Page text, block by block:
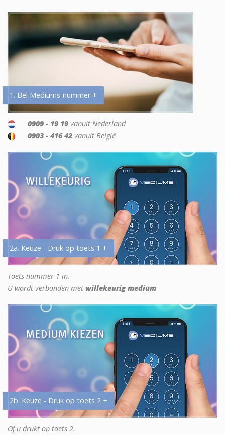
1. Bel Mediums-nummer +
0909 - 19 19 vanuit Nederland
0903 - 416 42 vanuit België
2a. Keuze - Druk op toets 1 +
Toets nummer 1 in.
U wordt verbonden met willekeurig medium
2b. Keuze - Druk op toets 2 +
Of u drukt op toets 2.